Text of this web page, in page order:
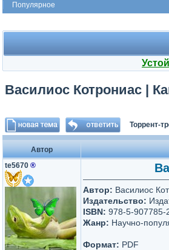
Популярное
Василиос Котрониас |
Торрент-
Автор
te5670 ®
Автор: Василиос
Издательство:
ISBN: 978-5-907785-
Жанр: Научно-
Формат: PDF